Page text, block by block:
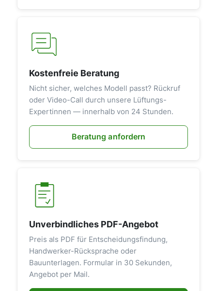
Kostenfreie Beratung
Nicht sicher, welches Modell passt? Rückruf
oder Video-Call durch unsere Lüftungs-
Expertinnen — innerhalb von 24 Stunden.
Beratung anfordern
Unverbindliches PDF-Angebot
Preis als PDF für Entscheidungsfindung,
Handwerker-Rücksprache oder
Bauunterlagen. Formular in 30 Sekunden,
Angebot per Mail.